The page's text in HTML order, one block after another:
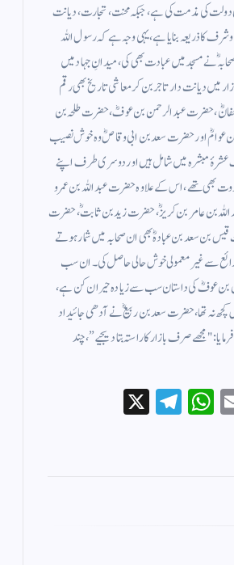
کی مذمت کی ہے، جبکہ محنت، تجارت، دیانت
کا ذریعہ بنایا ہے، یہی وجہ ہے کہ رسول اللہ
نے مسجد میں عبادت بھی کی، میدانِ جہاد میں
میں دیانت دار تاجر بن کر معاشی تاریخ بھی رقم
حضرت عبدالرحمن بن عوفؓ، حضرت طلحہ بن
عوامؓ اور حضرت سعد بن ابی وقاصؓ وہ خوش نصیب
مبشرہ میں شامل ہیں اور دوسری طرف اپنے
بھی تھے، اس کے علاوہ حضرت عبداللہ بن عمرو
بن عامر بن کریزؓ، حضرت زید بن ثابتؓ، حضرت
بن سعد بن عبادہؓ بھی ان صحابہ میں شمار ہوتے
سے غیر معمولی خوش حالی حاصل کی۔ ان سب
عوفؓ کی داستان سب سے زیادہ حیران کن ہے،
کچھ نہ تھا، حضرت سعد بن ربیعؓ نے آدھی جائیداد
"مجھے صرف بازار کا راستہ بتا دیجیے”، چند
E
m
W
ha
Te
le